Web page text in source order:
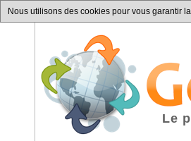
Nous utilisons des cookies pour vous garantir
Le